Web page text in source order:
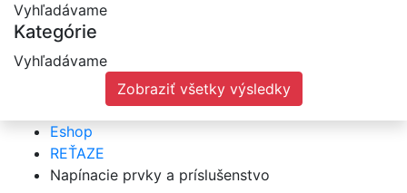
Vyhľadávame
Kategórie
Vyhľadávame
Zobraziť všetky výsledky
Eshop
REŤAZE
Napínacie prvky a príslušenstvo